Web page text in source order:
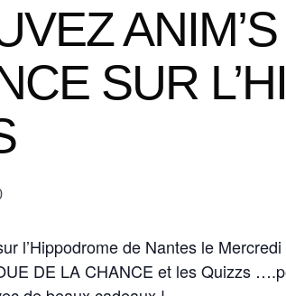
SUR
l’Hippodrome de Nantes le
DE LA CHANCE et les Quizzs